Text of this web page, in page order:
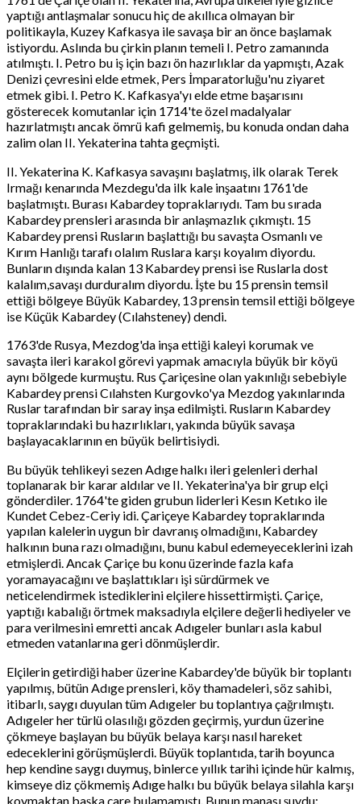
yaptığı antlaşmalar sonucu hiç de akıllıca olmayan bir
politikayla, Kuzey Kafkasya ile savaşa bir an önce başlamak
istiyordu. Aslında bu çirkin planın temeli I. Petro zamanında
atılmıştı. I. Petro bu iş için bazı ön hazırlıklar da yapmıştı, Azak
Denizi çevresini elde etmek, Pers İmparatorluğu'nu ziyaret
etmek gibi. I. Petro K. Kafkasya'yı elde etme başarısını
gösterecek komutanlar için 1714'te özel madalyalar
hazırlatmıştı ancak ömrü kafi gelmemiş, bu konuda ondan daha
zalim olan II. Yekaterina tahta geçmişti.
II. Yekaterina K. Kafkasya savaşını başlatmış, ilk olarak Terek
Irmağı kenarında Mezdegu'da ilk kale inşaatını 1761'de
başlatmıştı. Burası Kabardey topraklarıydı. Tam bu sırada
Kabardey prensleri arasında bir anlaşmazlık çıkmıştı. 15
Kabardey prensi Rusların başlattığı bu savaşta Osmanlı ve
Kırım Hanlığı tarafı olalım Ruslara karşı koyalım diyordu.
Bunların dışında kalan 13 Kabardey prensi ise Ruslarla dost
kalalım,savaşı durduralım diyordu. İşte bu 15 prensin temsil
ettiği bölgeye Büyük Kabardey, 13 prensin temsil ettiği bölgeye
ise Küçük Kabardey (Cılahsteney) dendi.
1763'de Rusya, Mezdog'da inşa ettiği kaleyi korumak ve
savaşta ileri karakol görevi yapmak amacıyla büyük bir köyü
aynı bölgede kurmuştu. Rus Çariçesine olan yakınlığı sebebiyle
Kabardey prensi Cılahsten Kurgovko'ya Mezdog yakınlarında
Ruslar tarafından bir saray inşa edilmişti. Rusların Kabardey
topraklarındaki bu hazırlıkları, yakında büyük savaşa
başlayacaklarının en büyük belirtisiydi.
Bu büyük tehlikeyi sezen Adıge halkı ileri gelenleri derhal
toplanarak bir karar aldılar ve II. Yekaterina'ya bir grup elçi
gönderdiler. 1764'te giden grubun liderleri Kesın Ketıko ile
Kundet Cebez-Ceriy idi. Çariçeye Kabardey topraklarında
yapılan kalelerin uygun bir davranış olmadığını, Kabardey
halkının buna razı olmadığını, bunu kabul edemeyeceklerini izah
etmişlerdi. Ancak Çariçe bu konu üzerinde fazla kafa
yoramayacağını ve başlattıkları işi sürdürmek ve
neticelendirmek istediklerini elçilere hissettirmişti. Çariçe,
yaptığı kabalığı örtmek maksadıyla elçilere değerli hediyeler ve
para verilmesini emretti ancak Adıgeler bunları asla kabul
etmeden vatanlarına geri dönmüşlerdir.
Elçilerin getirdiği haber üzerine Kabardey'de büyük bir toplantı
yapılmış, bütün Adıge prensleri, köy thamadeleri, söz sahibi,
itibarlı, saygı duyulan tüm Adıgeler bu toplantıya çağrılmıştı.
Adıgeler her türlü olasılığı gözden geçirmiş, yurdun üzerine
çökmeye başlayan bu büyük belaya karşı nasıl hareket
edeceklerini görüşmüşlerdi. Büyük toplantıda, tarih boyunca
hep kendine saygı duymuş, binlerce yıllık tarihi içinde hür kalmış,
kimseye diz çökmemiş Adıge halkı bu büyük belaya silahla karşı
koymaktan başka çare bulamamıştı. Bunun manası şuydu: